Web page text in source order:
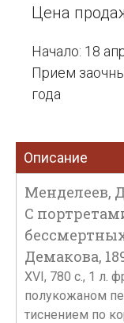
Цена
Начало: 18
Прием
года
Описание
Менделеев,
С
Демакова,
XVI, 780 с., 1 л.
полукожаном
тиснением по